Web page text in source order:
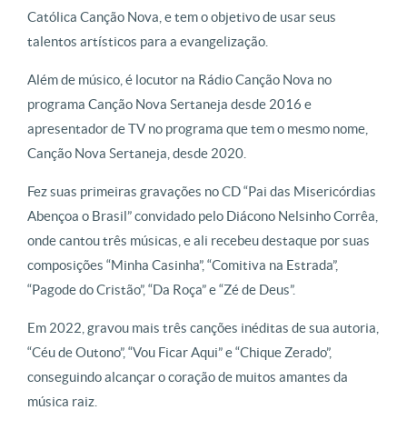
Católica Canção Nova, e tem o objetivo de usar seus
talentos artísticos para a evangelização.
Além de músico, é locutor na Rádio Canção Nova no
programa Canção Nova Sertaneja desde 2016 e
apresentador de TV no programa que tem o mesmo nome,
Canção Nova Sertaneja, desde 2020.
Fez suas primeiras gravações no CD “Pai das Misericórdias
Abençoa o Brasil” convidado pelo Diácono Nelsinho Corrêa,
onde cantou três músicas, e ali recebeu destaque por suas
composições “Minha Casinha”, “Comitiva na Estrada”,
“Pagode do Cristão”, “Da Roça” e “Zé de Deus”.
Em 2022, gravou mais três canções inéditas de sua autoria,
“Céu de Outono”, “Vou Ficar Aqui” e “Chique Zerado”,
conseguindo alcançar o coração de muitos amantes da
música raiz.